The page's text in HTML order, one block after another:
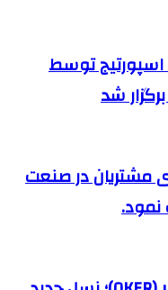
توسط
شد
مشتریان در صنعت
نمود.